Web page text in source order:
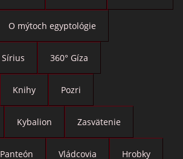
O mýtoch egyptológie
Sírius 360° Gíza
Knihy Pozri
Kybalion Zasvätenie
Panteón Vládcovia Hrobky